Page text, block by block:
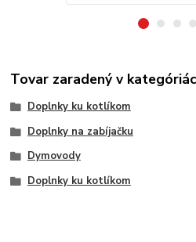
Tovar zaradený v
Doplnky ku kotlíkom
Doplnky na zabíjačku
Dymovody
Doplnky ku kotlíkom